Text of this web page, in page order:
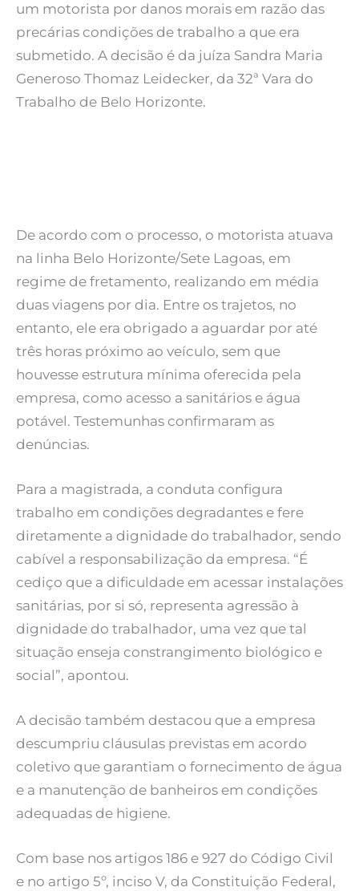
um motorista por danos morais em razão das
precárias condições de trabalho a que era
submetido. A decisão é da juíza Sandra Maria
Generoso Thomaz Leidecker, da 32ª Vara do
Trabalho de Belo Horizonte.
De acordo com o processo, o motorista atuava
na linha Belo Horizonte/Sete Lagoas, em
regime de fretamento, realizando em média
duas viagens por dia. Entre os trajetos, no
entanto, ele era obrigado a aguardar por até
três horas próximo ao veículo, sem que
houvesse estrutura mínima oferecida pela
empresa, como acesso a sanitários e água
potável. Testemunhas confirmaram as
denúncias.
Para a magistrada, a conduta configura
trabalho em condições degradantes e fere
diretamente a dignidade do trabalhador, sendo
cabível a responsabilização da empresa. “É
cediço que a dificuldade em acessar instalações
sanitárias, por si só, representa agressão à
dignidade do trabalhador, uma vez que tal
situação enseja constrangimento biológico e
social”, apontou.
A decisão também destacou que a empresa
descumpriu cláusulas previstas em acordo
coletivo que garantiam o fornecimento de água
e a manutenção de banheiros em condições
adequadas de higiene.
Com base nos artigos 186 e 927 do Código Civil
e no artigo 5º, inciso V, da Constituição Federal,